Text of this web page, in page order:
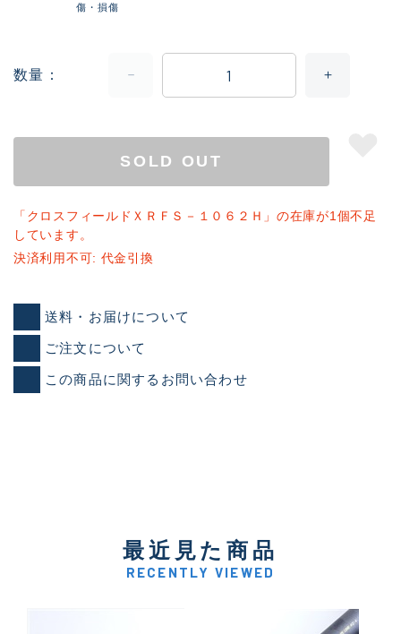
傷・損傷
数量
SOLD OUT
「クロスフィールドＸＲＦＳ－１０６２Ｈ」の在庫が1個不足
しています。
決済利用不可: 代金引換
送料・お届けについて
ご注文について
この商品に関するお問い合わせ
最近見た商品
RECENTLY VIEWED